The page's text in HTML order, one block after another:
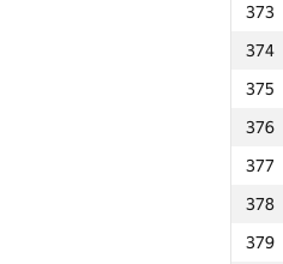
373
374
375
376
377
378
379
351
352
353
354